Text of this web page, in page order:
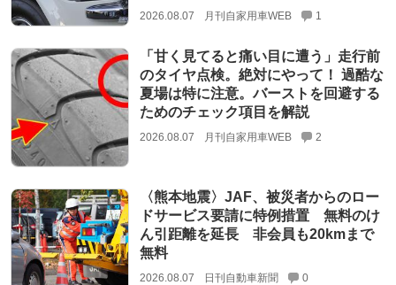
2026.08.07 月刊自家用車WEB 1
「甘く見てると痛い目に遭う」走行前
のタイヤ点検。絶対にやって！ 過酷な
夏場は特に注意。バーストを回避する
ためのチェック項目を解説
2026.08.07 月刊自家用車WEB 2
〈熊本地震〉JAF、被災者からのロー
ドサービス要請に特例措置 無料のけ
ん引距離を延長 非会員も20kmまで
無料
2026.08.07 日刊自動車新聞 0